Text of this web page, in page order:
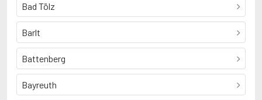
Bad Tölz
Barlt
Battenberg
Bayreuth